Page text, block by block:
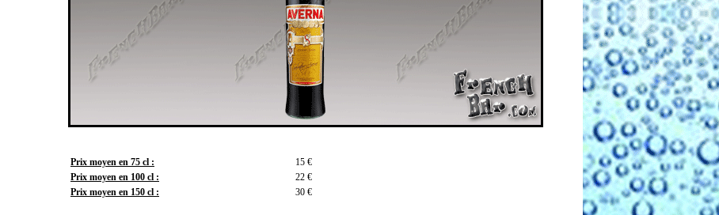
Prix moyen en 75 cl :
15 €
Prix moyen en 100 cl :
22 €
Prix moyen en 150 cl :
30 €